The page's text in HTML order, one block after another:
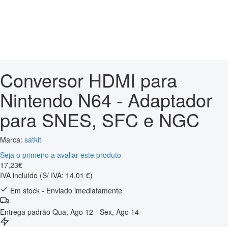
Conversor HDMI para
Nintendo N64 - Adaptador
para SNES, SFC e NGC
Marca: satkit
Seja o primeiro a avaliar este produto
17,23€
IVA incluído (S/ IVA: 14,01 €)
Em stock - Enviado imediatamente
Entrega padrão Qua, Ago 12 - Sex, Ago 14